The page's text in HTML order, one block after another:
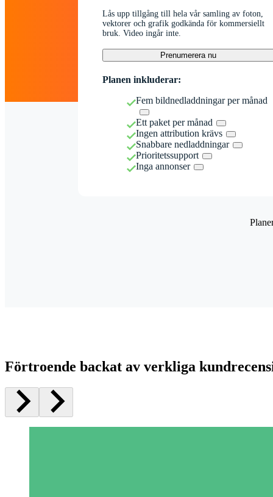
Lås upp tillgång till hela vår samling av foton,
vektorer och grafik godkända för kommersiellt
bruk. Video ingår inte.
Prenumerera nu
Planen inkluderar:
Fem bildnedladdningar per månad
Ett paket per månad
Ingen attribution krävs
Snabbare nedladdningar
Prioritetssupport
Inga annonser
Förtroende backat av verkliga